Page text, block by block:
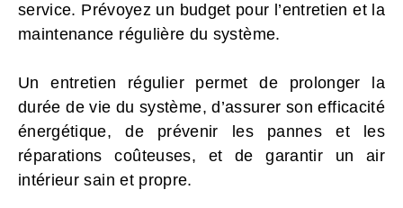
service. Prévoyez un budget pour l’entretien et la
maintenance régulière du système.
Un entretien régulier permet de prolonger la
durée de vie du système, d’assurer son efficacité
énergétique, de prévenir les pannes et les
réparations coûteuses, et de garantir un air
intérieur sain et propre.